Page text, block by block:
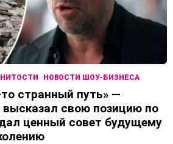
НОВОСТИ ШОУ-БИЗНЕСА
странный путь» —
свою позицию по
ценный совет будущему